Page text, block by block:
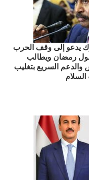
يدعو إلى وقف الحرب
رمضان ويطالب
والدعم السريع بتغليب